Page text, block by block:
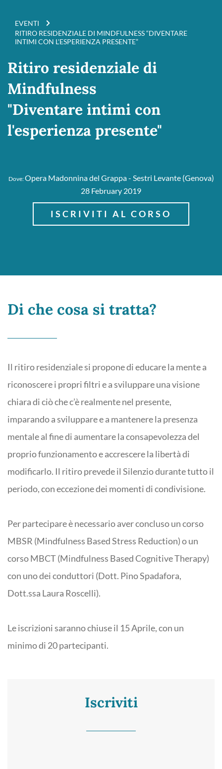
EVENTI
RITIRO RESIDENZIALE DI MINDFULNESS “DIVENTARE
INTIMI CON L'ESPERIENZA PRESENTE”
Ritiro residenziale di
Mindfulness
"Diventare intimi con
l'esperienza presente"
Dove:Opera Madonnina del Grappa - Sestri Levante (Genova)
28 February 2019
ISCRIVITI AL CORSO
Di che cosa si tratta?
Il ritiro residenziale si propone di educare la mente a
riconoscere i propri filtri e a sviluppare una visione
chiara di ciò che c’è realmente nel presente,
imparando a sviluppare e a mantenere la presenza
mentale al fine di aumentare la consapevolezza del
proprio funzionamento e accrescere la libertà di
modificarlo. Il ritiro prevede il Silenzio durante tutto il
periodo, con eccezione dei momenti di condivisione.
Per partecipare è necessario aver concluso un corso
MBSR (Mindfulness Based Stress Reduction) o un
corso MBCT (Mindfulness Based Cognitive Therapy)
con uno dei conduttori (Dott. Pino Spadafora,
Dott.ssa Laura Roscelli).
Le iscrizioni saranno chiuse il 15 Aprile, con un
minimo di 20 partecipanti.
Iscriviti